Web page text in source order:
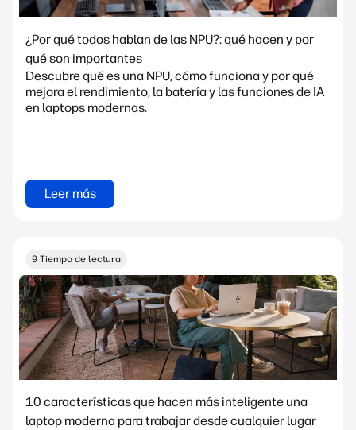
¿Por qué todos hablan de las NPU?: qué hacen y por
qué son importantes
Descubre qué es una NPU, cómo funciona y por qué
mejora el rendimiento, la batería y las funciones de IA
en laptops modernas.
Leer más
9 Tiempo de lectura
10 características que hacen más inteligente una
laptop moderna para trabajar desde cualquier lugar